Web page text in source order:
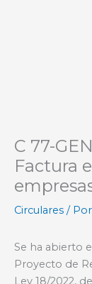
C 77-
Factura
Circulares / Por
Se ha abierto
Proyecto de
Ley 18/2022,